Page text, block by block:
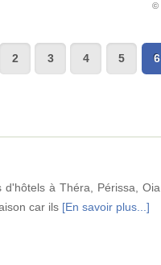
©
2 3 4 5 6
à Théra, Périssa, Oia
car ils [En savoir plus...]